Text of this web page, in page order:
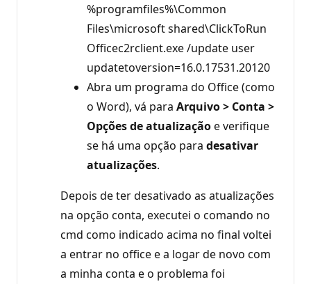
%programfiles%\Common
Files\microsoft shared\ClickToRun
Officec2rclient.exe /update user
updatetoversion=16.0.17531.20120
Abra um programa do Office (como
o Word), vá para Arquivo > Conta >
Opções de atualizaçãoe verifique
se há uma opção para desativar
atualizações.
Depois de ter desativado as atualizações
na opção conta, executei o comando no
cmd como indicado acima no final voltei
a entrar no office e a logar de novo com
a minha conta e o problema foi